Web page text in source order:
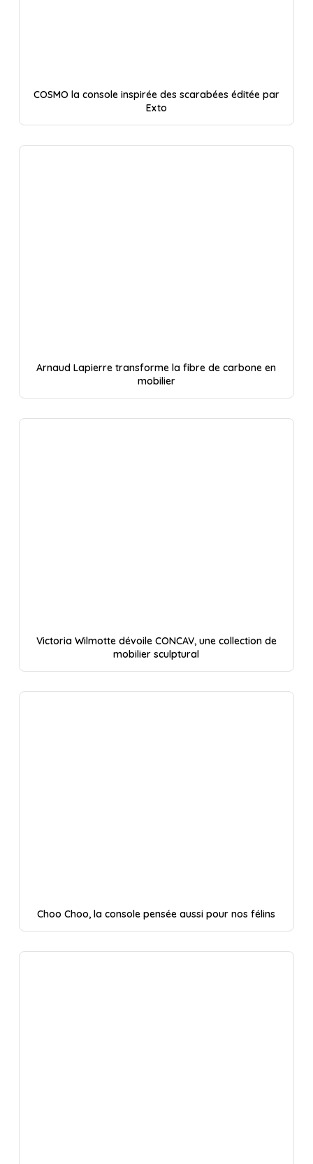
COSMO la console inspirée des scarabées éditée par
Exto
Arnaud Lapierre transforme la fibre de carbone en
mobilier
Victoria Wilmotte dévoile CONCAV, une collection de
mobilier sculptural
Choo Choo, la console pensée aussi pour nos félins